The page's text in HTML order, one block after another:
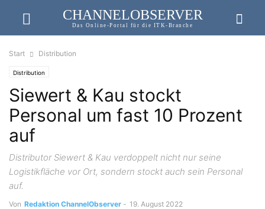
CHANNELOBSERVER
Das Online-Portal für die ITK-Branche
Start Distribution
Distribution
Siewert & Kau stockt
Personal um fast 10 Prozent
auf
Distributor Siewert & Kau verdoppelt nicht nur seine
Logistikfläche vor Ort, sondern stockt auch sein Personal
auf.
Von Redaktion ChannelObserver - 19. August 2022